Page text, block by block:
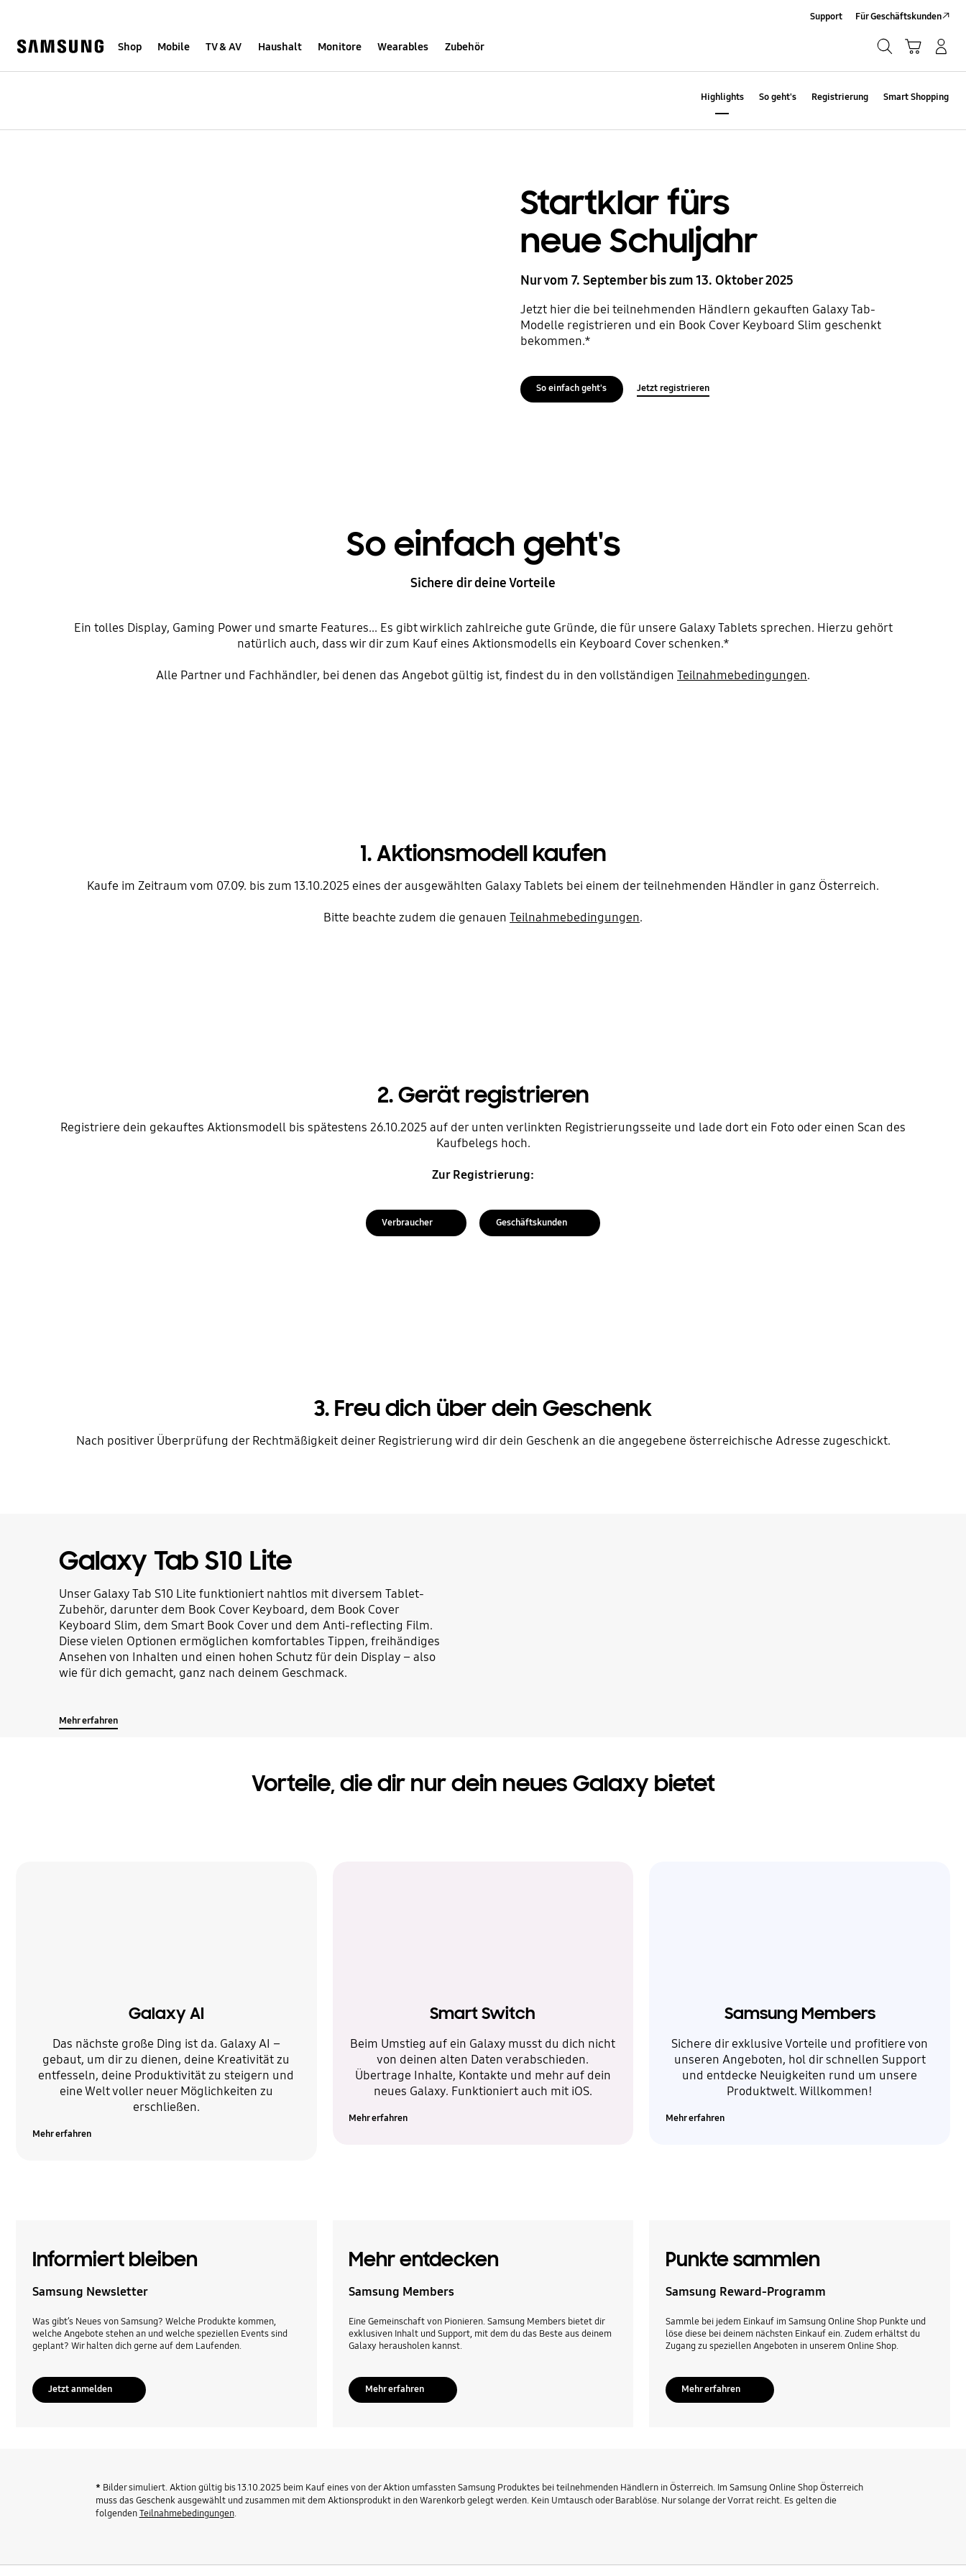
help
Shop Mobile TV & AV Haushalt Monitore Wearables Zubehör
Support Für Geschäftskunden
Highlights So geht's Registrierung Smart Shopping
Startklar fürs
neue Schuljahr
Nur vom 7. September bis zum 13. Oktober 2025
Jetzt hier die bei teilnehmenden Händlern gekauften Galaxy Tab-
Modelle registrieren und ein Book Cover Keyboard Slim geschenkt
bekommen.*
So einfach geht's Jetzt registrieren
So einfach geht's
Sichere dir deine Vorteile
Ein tolles Display, Gaming Power und smarte Features... Es gibt wirklich zahlreiche gute Gründe, die für unsere Galaxy Tablets sprechen. Hierzu gehört
natürlich auch, dass wir dir zum Kauf eines Aktionsmodells ein Keyboard Cover schenken.*
Alle Partner und Fachhändler, bei denen das Angebot gültig ist, findest du in den vollständigen Teilnahmebedingungen.
1. Aktionsmodell kaufen
Kaufe im Zeitraum vom 07.09. bis zum 13.10.2025 eines der ausgewählten Galaxy Tablets bei einem der teilnehmenden Händler in ganz Österreich.
Bitte beachte zudem die genauen Teilnahmebedingungen.
2. Gerät registrieren
Registriere dein gekauftes Aktionsmodell bis spätestens 26.10.2025 auf der unten verlinkten Registrierungsseite und lade dort ein Foto oder einen Scan des
Kaufbelegs hoch.
Zur Registrierung:
Verbraucher Geschäftskunden
3. Freu dich über dein Geschenk
Nach positiver Überprüfung der Rechtmäßigkeit deiner Registrierung wird dir dein Geschenk an die angegebene österreichische Adresse zugeschickt.
Galaxy Tab S10 Lite
Unser Galaxy Tab S10 Lite funktioniert nahtlos mit diversem Tablet-
Zubehör, darunter dem Book Cover Keyboard, dem Book Cover
Keyboard Slim, dem Smart Book Cover und dem Anti-reflecting Film.
Diese vielen Optionen ermöglichen komfortables Tippen, freihändiges
Ansehen von Inhalten und einen hohen Schutz für dein Display – also
wie für dich gemacht, ganz nach deinem Geschmack.
Mehr erfahren
Vorteile, die dir nur dein neues Galaxy bietet
Galaxy AI
Das nächste große Ding ist da. Galaxy AI –
gebaut, um dir zu dienen, deine Kreativität zu
entfesseln, deine Produktivität zu steigern und
eine Welt voller neuer Möglichkeiten zu
erschließen.
Mehr erfahren
Smart Switch
Beim Umstieg auf ein Galaxy musst du dich nicht
von deinen alten Daten verabschieden.
Übertrage Inhalte, Kontakte und mehr auf dein
neues Galaxy. Funktioniert auch mit iOS.
Mehr erfahren
Samsung Members
Sichere dir exklusive Vorteile und profitiere von
unseren Angeboten, hol dir schnellen Support
und entdecke Neuigkeiten rund um unsere
Produktwelt. Willkommen!
Mehr erfahren
Informiert bleiben
Samsung Newsletter
Was gibt’s Neues von Samsung? Welche Produkte kommen,
welche Angebote stehen an und welche speziellen Events sind
geplant? Wir halten dich gerne auf dem Laufenden.
Jetzt anmelden
Mehr entdecken
Samsung Members
Eine Gemeinschaft von Pionieren. Samsung Members bietet dir
exklusiven Inhalt und Support, mit dem du das Beste aus deinem
Galaxy herausholen kannst.
Mehr erfahren
Punkte sammlen
Samsung Reward-Programm
Sammle bei jedem Einkauf im Samsung Online Shop Punkte und
löse diese bei deinem nächsten Einkauf ein. Zudem erhältst du
Zugang zu speziellen Angeboten in unserem Online Shop.
Mehr erfahren
* Bilder simuliert. Aktion gültig bis 13.10.2025 beim Kauf eines von der Aktion umfassten Samsung Produktes bei teilnehmenden Händlern in Österreich. Im Samsung Online Shop Österreich
muss das Geschenk ausgewählt und zusammen mit dem Aktionsprodukt in den Warenkorb gelegt werden. Kein Umtausch oder Barablöse. Nur solange der Vorrat reicht. Es gelten die
folgendenTeilnahmebedingungen.